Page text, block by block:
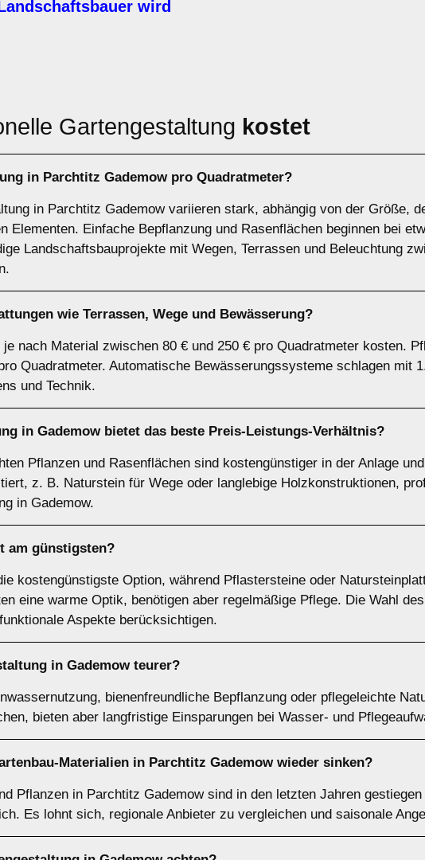
wird
Gartengestaltung kostet
in Parchtitz Gademow pro Quadratmeter?
in Parchtitz Gademow variieren stark, abhängig von der Größe,
Elementen. Einfache Bepflanzung und Rasenflächen beginnen bei
Landschaftsbauprojekte mit Wegen, Terrassen und Beleuchtung
wie Terrassen, Wege und Bewässerung?
nach Material zwischen 80 € und 250 € pro Quadratmeter kosten.
Quadratmeter. Automatische Bewässerungssysteme schlagen mit
und Technik.
in Gademow bietet das beste Preis-Leistungs-Verhältnis?
Pflanzen und Rasenflächen sind kostengünstiger in der Anlage
z. B. Naturstein für Wege oder langlebige Holzkonstruktionen,
in Gademow.
am günstigsten?
kostengünstigste Option, während Pflastersteine oder
eine warme Optik, benötigen aber regelmäßige Pflege. Die Wahl
Aspekte berücksichtigen.
in Gademow teurer?
bienenfreundliche Bepflanzung oder pflegeleichte
bieten aber langfristige Einsparungen bei Wasser- und
Materialien in Parchtitz Gademow wieder sinken?
Pflanzen in Parchtitz Gademow sind in den letzten Jahren
Es lohnt sich, regionale Anbieter zu vergleichen und saisonale